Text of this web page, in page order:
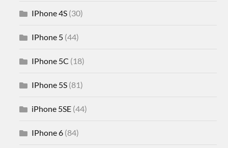
IPhone 4S (30)
IPhone 5 (44)
IPhone 5C (18)
IPhone 5S (81)
iPhone 5SE (44)
IPhone 6 (84)